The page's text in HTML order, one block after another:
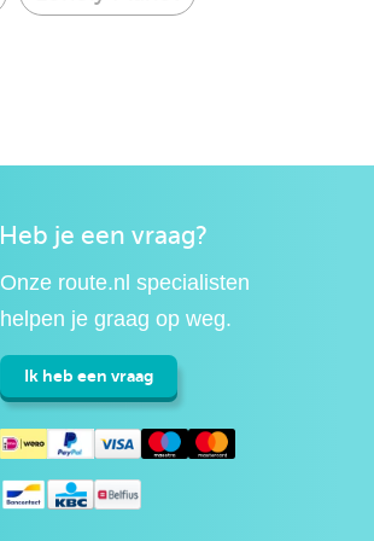
Heb je een vraag?
Onze route.nl specialisten
helpen je graag op weg.
Ik heb een vraag